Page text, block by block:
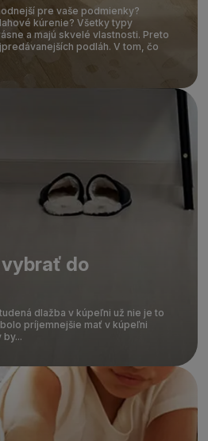
pre vaše podmienky?
kúrenie? Všetky typy
a majú skvelé vlastnosti. Preto
podláh. V tom, čo
do
dlažba v kúpeľni už nie je to
príjemnejšie mať v kúpeľni